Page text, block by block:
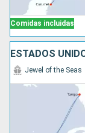
Comidas incluidas
ESTADOS
Jewel of the Seas